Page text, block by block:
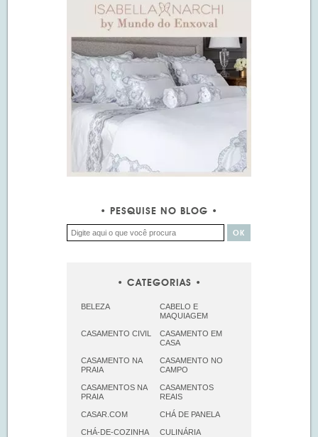
PESQUISE NO BLOG
CATEGORIAS
BELEZA
CABELO E
MAQUIAGEM
CASAMENTO CIVIL
CASAMENTO EM
CASA
CASAMENTO NA
PRAIA
CASAMENTO NO
CAMPO
CASAMENTOS NA
PRAIA
CASAMENTOS
REAIS
CASAR.COM CHÁ DE PANELA
CHÁ-DE-COZINHA CULINÁRIA